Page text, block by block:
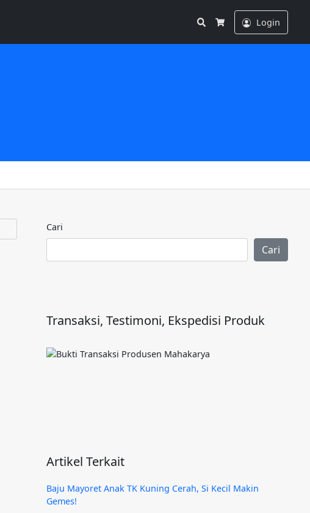
Search
Cart
Login
Cari
Cari
Transaksi, Testimoni, Ekspedisi Produk
Artikel Terkait
Baju Mayoret Anak TK Kuning Cerah, Si Kecil Makin
Gemes!